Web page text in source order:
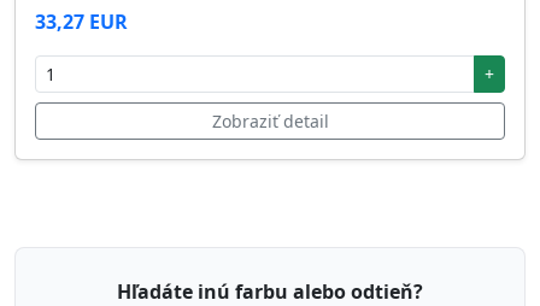
33,27 EUR
+
Zobraziť detail
Hľadáte inú farbu alebo odtieň?